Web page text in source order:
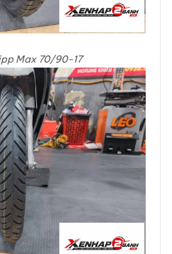
Max 70/90-17